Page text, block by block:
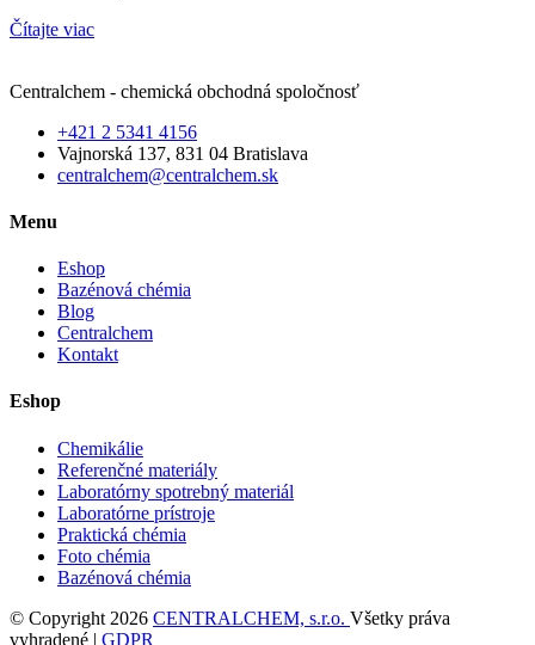
Čítajte viac
Centralchem - chemická obchodná spoločnosť
+421 2 5341 4156
Vajnorská 137, 831 04 Bratislava
centralchem@centralchem.sk
Menu
Eshop
Bazénová chémia
Blog
Centralchem
Kontakt
Eshop
Chemikálie
Referenčné materiály
Laboratórny spotrebný materiál
Laboratórne prístroje
Praktická chémia
Foto chémia
Bazénová chémia
© Copyright 2026 CENTRALCHEM, s.r.o. Všetky práva
vyhradené | GDPR